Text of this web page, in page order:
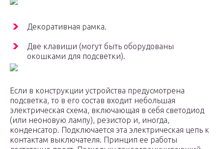
Декоративная рамка.
Две клавиши (могут быть оборудованы
окошками для подсветки).
Если в конструкции устройства предусмотрена
подсветка, то в его состав входит небольшая
электрическая схема, включающая в себя светодиод
(или неоновую лампу), резистор и, иногда,
конденсатор. Подключается эта электрическая цепь к
контактам выключателя. Принцип ее работы